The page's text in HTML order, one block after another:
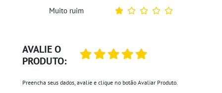
AVALIE O
PRODUTO:
Preencha seus dados, avalie e clique no botão Avaliar Produto.
Muito ruim